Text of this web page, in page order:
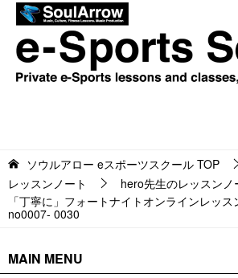
ソウルアロー eスポーツスクール TOP
レッスンノート
hero先生のレッスンノ
「丁寧に」フォートナイトオンラインレッ
no0007- 0030
MAIN MENU